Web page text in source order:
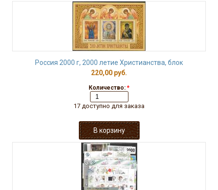
Россия 2000 г, 2000 летие Христианства, блок
220,00 руб.
Количество: *
17 доступно для заказа